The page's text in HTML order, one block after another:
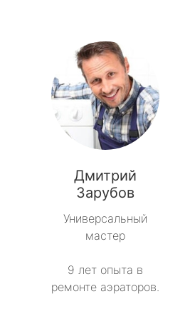
Дмитрий
Зарубов
Универсальный
мастер
9 лет опыта в
ремонте аэраторов.